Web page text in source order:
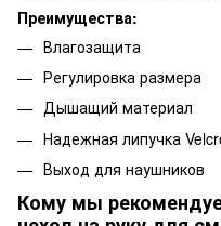
Преимущества:
Влагозащита
Регулировка размера
Дышащий материал
Надежная липучка
Выход для наушников
Кому мы